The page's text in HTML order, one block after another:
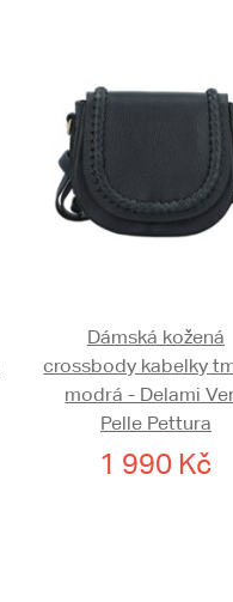
Dámská kožená
crossbody kabelky
modrá - Delami
Pelle Pettura
1 990 Kč